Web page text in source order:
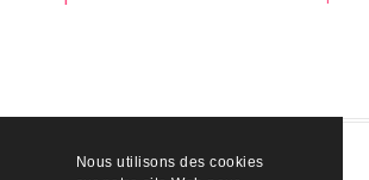
Nous utilisons des cookies